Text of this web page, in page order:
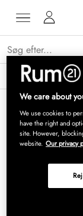
Få 15 % på
We care about
We use cookies to
have the right and
site. However,
website. Our privacy